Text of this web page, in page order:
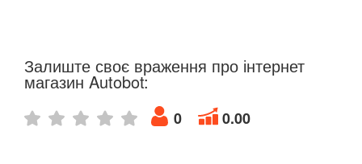
Залиште своє враження про інтернет
магазин Autobot:
0 0.00